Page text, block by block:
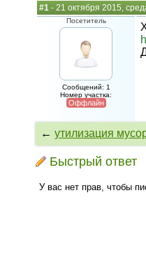
#1 - 21 октября 2015,
Посетитель
Сообщений: 1
Номер участка:
Оффлайн
← утилизация
Быстрый ответ
У вас нет прав, чтобы